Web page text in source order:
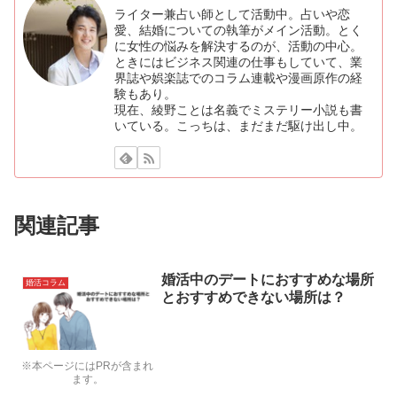
ライター兼占い師として活動中。占いや恋
愛、結婚についての執筆がメイン活動。とく
に女性の悩みを解決するのが、活動の中心。
ときにはビジネス関連の仕事もしていて、業
界誌や娯楽誌でのコラム連載や漫画原作の経
験もあり。
現在、綾野ことは名義でミステリー小説も書
いている。こっちは、まだまだ駆け出し中。
関連記事
※本ページにはPRが含まれ
ます。
婚活コラム
婚活中のデートにおすすめな場所
とおすすめできない場所は？